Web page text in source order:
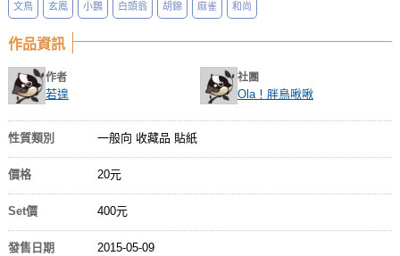
文鳥 玄鳳 小鸚 白頭翁 胡錦 麻雀 和尚
作品資訊
作者
若遑
社團
Ola！胖鳥啾啾
性質類別 一般向 收藏品 貼紙
價格 20元
Set價 400元
發售日期 2015-05-09